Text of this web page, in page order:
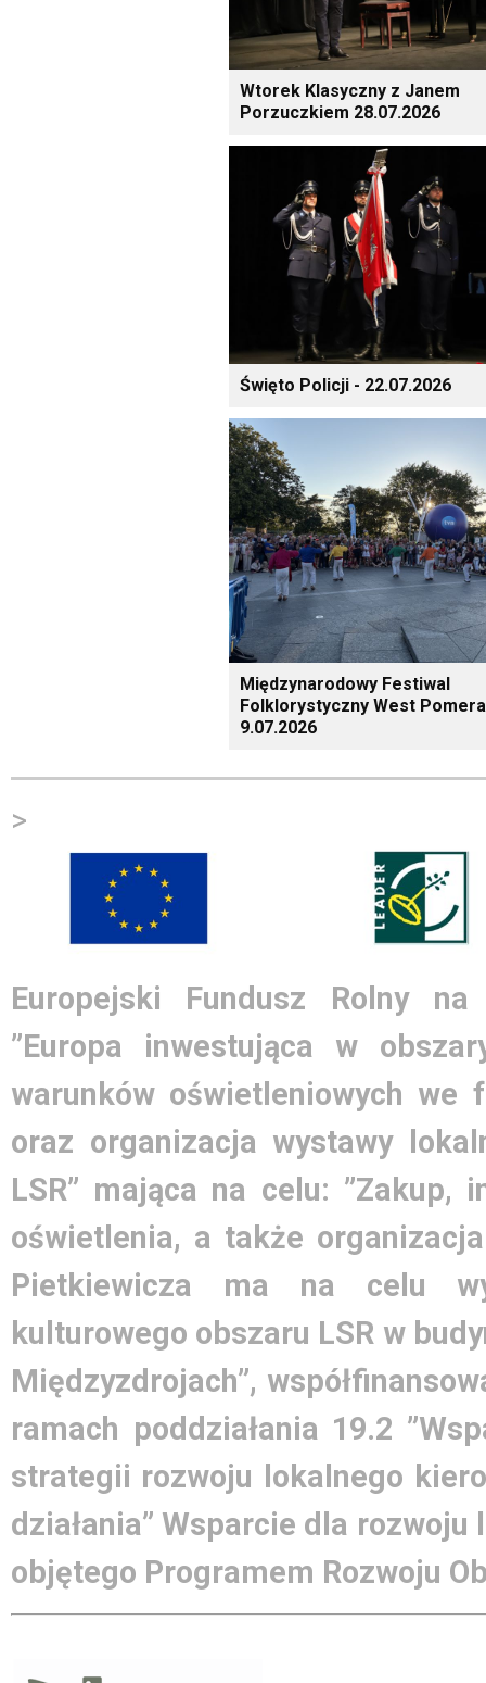
Wtorek Klasyczny z Janem
Porzuczkiem 28.07.2026
Święto Policji - 22.07.2026
Międzynarodowy Festiwal
Folklorystyczny West
9.07.2026
>
Europejski Fundusz Rolny
”Europa inwestująca w
warunków oświetleniowych we
oraz organizacja wystawy
LSR” mająca na celu: ”Zakup,
oświetlenia, a także
Pietkiewicza ma na celu
kulturowego obszaru LSR w
Międzyzdrojach”,
ramach poddziałania 19.2
strategii rozwoju lokalnego
działania” Wsparcie dla rozwoju
objętego Programem Rozwoju